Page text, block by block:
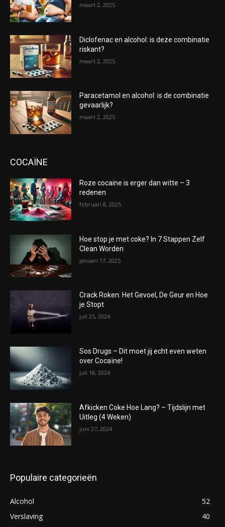
maart 2, 2025
Diclofenac en alcohol: is deze combinatie
riskant?
maart 2, 2025
Paracetamol en alcohol: is de combinatie
gevaarlijk?
maart 2, 2025
COCAÏNE
Roze cocaine is erger dan witte – 3
redenen
februari 8, 2025
Hoe stop je met coke? In 7 Stappen Zelf
Clean Worden
januari 17, 2025
Crack Roken: Het Gevoel, De Geur en Hoe
je Stopt
juli 25, 2024
Sos Drugs – Dit moet jij echt even weten
over Cocaïne!
juli 18, 2024
Afkicken Coke Hoe Lang? – Tijdslijn met
Uitleg (4 Weken)
juni 27, 2024
Populaire categorieën
Alcohol
52
Verslaving
40